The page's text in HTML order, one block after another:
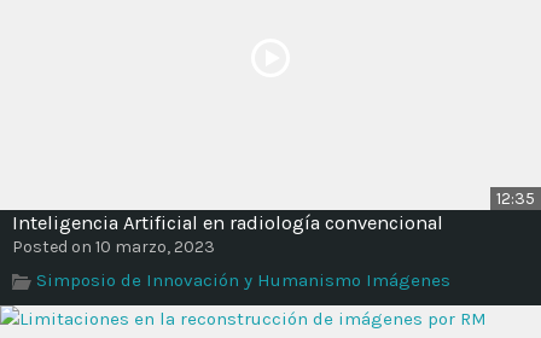
12:35
Inteligencia Artificial en radiología convencional
Posted on 10 marzo, 2023
Simposio de Innovación y Humanismo Imágenes